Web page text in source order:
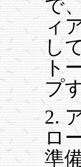
で
ィ
し
ト
プ
2.
ロ
準